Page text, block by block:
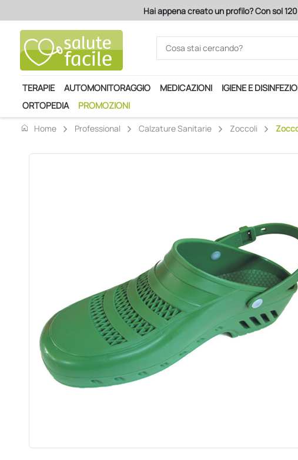
Hai appena creato un profilo? Con sol
TERAPIE AUTOMONITORAGGIO MEDICAZIONI IGIENE E
ORTOPEDIA
PROMOZIONI
home
Home Professional Calzature Sanitarie Zoccoli